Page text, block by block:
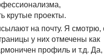
крутые проекты.
на почту. Я смотрю,
у них отмечены как
профиль и т.д. Да,